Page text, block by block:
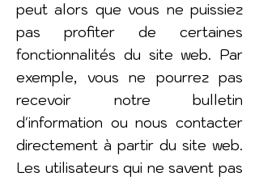
peut alors que vous ne puissiez
pas profiter de certaines
fonctionnalités du site web. Par
exemple, vous ne pourrez pas
recevoir notre bulletin
d'information ou nous contacter
directement à partir du site web.
Les utilisateurs qui ne savent pas